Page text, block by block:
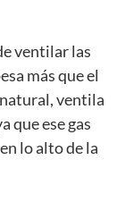
ventilar las
más que el
ventila
que ese gas
lo alto de la